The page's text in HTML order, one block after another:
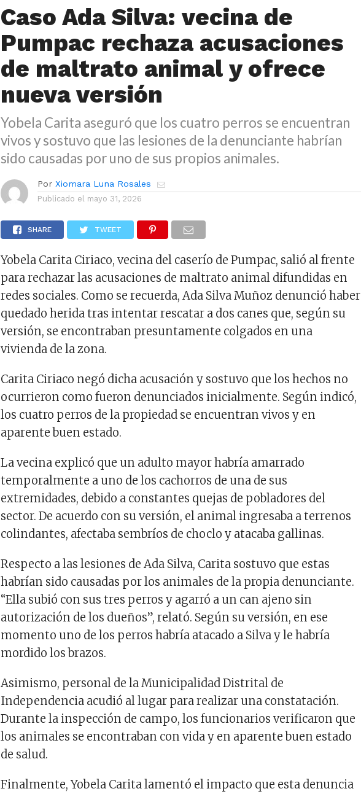
Caso Ada Silva: vecina de
Pumpac rechaza acusaciones
de maltrato animal y ofrece
nueva versión
Yobela Carita aseguró que los cuatro perros se encuentran
vivos y sostuvo que las lesiones de la denunciante habrían
sido causadas por uno de sus propios animales.
Por Xiomara Luna Rosales
Publicado el mayo 31, 2026
SHARE TWEET
Yobela Carita Ciriaco, vecina del caserío de Pumpac, salió al frente
para rechazar las acusaciones de maltrato animal difundidas en
redes sociales. Como se recuerda, Ada Silva Muñoz denunció haber
quedado herida tras intentar rescatar a dos canes que, según su
versión, se encontraban presuntamente colgados en una
vivienda de la zona.
Carita Ciriaco negó dicha acusación y sostuvo que los hechos no
ocurrieron como fueron denunciados inicialmente. Según indicó,
los cuatro perros de la propiedad se encuentran vivos y en
aparente buen estado.
La vecina explicó que un adulto mayor habría amarrado
temporalmente a uno de los cachorros de una de sus
extremidades, debido a constantes quejas de pobladores del
sector. De acuerdo con su versión, el animal ingresaba a terrenos
colindantes, afectaba sembríos de choclo y atacaba gallinas.
Respecto a las lesiones de Ada Silva, Carita sostuvo que estas
habrían sido causadas por los animales de la propia denunciante.
“Ella subió con sus tres perros y agarró a un can ajeno sin
autorización de los dueños”, relató. Según su versión, en ese
momento uno de los perros habría atacado a Silva y le habría
mordido los brazos.
Asimismo, personal de la Municipalidad Distrital de
Independencia acudió al lugar para realizar una constatación.
Durante la inspección de campo, los funcionarios verificaron que
los animales se encontraban con vida y en aparente buen estado
de salud.
Finalmente, Yobela Carita lamentó el impacto que esta denuncia